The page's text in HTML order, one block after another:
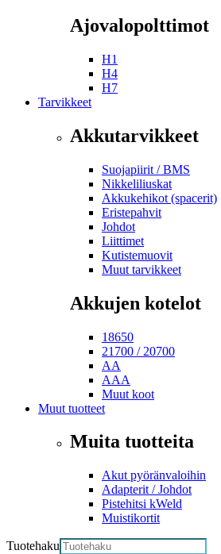
Ajovalopolttimot
H1
H4
H7
Tarvikkeet
Akkutarvikkeet
Suojapiirit / BMS
Nikkeliliuskat
Akkukehikot (spacerit)
Eristepahvit
Johdot
Liittimet
Kutistemuovit
Muut tarvikkeet
Akkujen kotelot
18650
21700 / 20700
AA
AAA
Muut koot
Muut tuotteet
Muita tuotteita
Akut pyöränvaloihin
Adapterit / Johdot
Pistehitsi kWeld
Muistikortit
Tuotehaku